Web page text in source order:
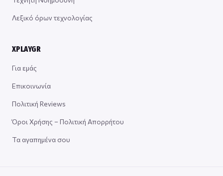
Λεξικό όρων τεχνολογίας
XPLAYGR
Για εμάς
Επικοινωνία
Πολιτική Reviews
Όροι Χρήσης – Πολιτική Απορρήτου
Τα αγαπημένα σου